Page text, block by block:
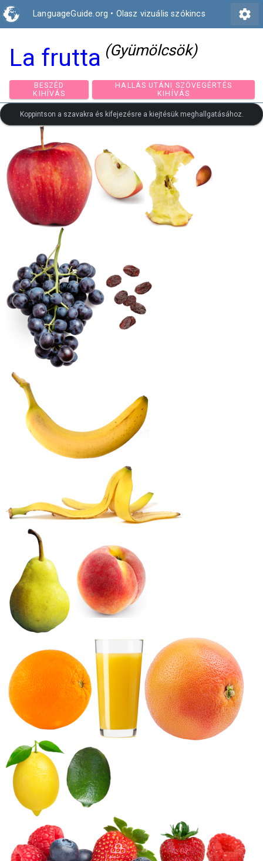
LanguageGuide.org • Olasz vizuális szókincs settings
La frutta (Gyümölcsök)
BESZÉD
KIHÍVÁS
HALLÁS UTÁNI SZÖVEGÉRTÉS
KIHÍVÁS
Koppintson a szavakra és kifejezésre a kiejtésük meghallgatásához.